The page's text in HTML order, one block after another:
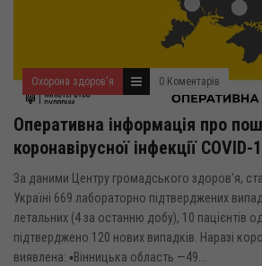
Охорона здоров'я 0 Коментарів
Оперативна інформація про
коронавірусної інфекції COVID-
За даними Центру громадського здоров’я,
Україні 669 лабораторно підтверджених
летальних (4 за останню добу), 10 пацієнтів
підтверджено 120 нових випадків. Наразі
виявлена: ▪Вінницька область —49...